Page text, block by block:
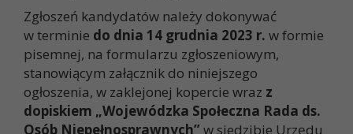
Zgłoszeń kandydatów należy dokonywać
w terminie do dnia 14 grudnia 2023 r. w formie
pisemnej, na formularzu zgłoszeniowym,
stanowiącym załącznik do niniejszego
ogłoszenia, w zaklejonej kopercie wraz z
dopiskiem „Wojewódzka Społeczna Rada ds.
Osób Niepełnosprawnych” w siedzibie Urzędu